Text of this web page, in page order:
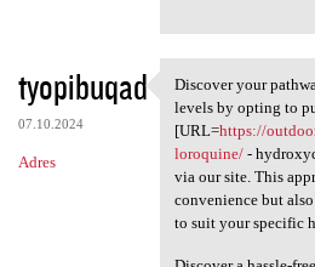
tyopibuqad
07.10.2024
Adres
Discover your
Discover your
levels by opting to
[URL=https://
loroquine/-
via our site. This
convenience but
to suit your specific